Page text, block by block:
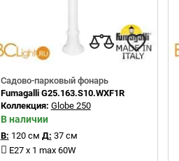
Садово-парковый фонарь
Fumagalli G25.163.S10.WXF1R
Коллекция: Globe 250
В наличии
В: 120 см Д: 37 см
E27 x 1 max 60W